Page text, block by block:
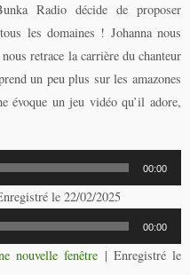
Radio décide de proposer
les domaines ! Johanna nous
retrace la carrière du chanteur
un peu plus sur les amazones
évoque un jeu vidéo qu’il adore,
00:00
le 22/02/2025
00:00
nouvelle fenêtre | Enregistré le